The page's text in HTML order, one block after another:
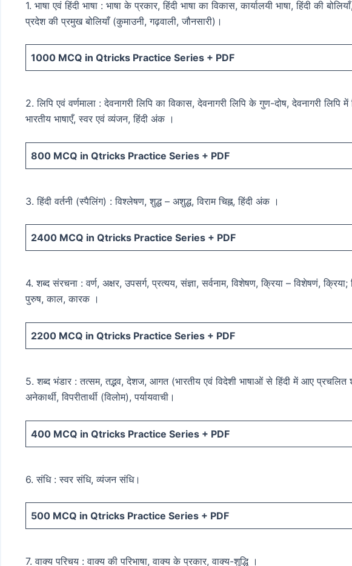
1. भाषा एवं हिंदी भाषा : भाषा के प्रकार, हिंदी भाषा का विकास, कार्यालयी भाषा, हिंदी की
प्रदेश की प्रमुख बोलियाँ (कुमाउनी, गढ़वाली, जौनसारी)।
1000 MCQ in Qtricks Practice Series + PDF
2. लिपि एवं वर्णमाला : देवनागरी लिपि का विकास, देवनागरी लिपि के गुण-दोष, देवनागरी लिपि
भारतीय भाषाएँ, स्वर एवं व्यंजन, हिंदी अंक ।
800 MCQ in Qtricks Practice Series + PDF
3. हिंदी वर्तनी (स्पैलिंग) : विश्लेषण, शुद्ध – अशुद्ध, विराम चिह्न, हिंदी अंक ।
2400 MCQ in Qtricks Practice Series + PDF
4. शब्द संरचना : वर्ण, अक्षर, उपसर्ग, प्रत्यय, संज्ञा, सर्वनाम, विशेषण, क्रिया – विशेषणं,
पुरुष, काल, कारक ।
2200 MCQ in Qtricks Practice Series + PDF
5. शब्द भंडार : तत्सम, तद्भव, देशज, आगत (भारतीय एवं विदेशी भाषाओं से हिंदी में आए प्रचलित
अनेकार्थी, विपरीतार्थी (विलोम), पर्यायवाची।
400 MCQ in Qtricks Practice Series + PDF
6. संधि : स्वर संधि, व्यंजन संधि।
500 MCQ in Qtricks Practice Series + PDF
7. वाक्य परिचय : वाक्य की परिभाषा, वाक्य के प्रकार, वाक्य-शुद्धि ।